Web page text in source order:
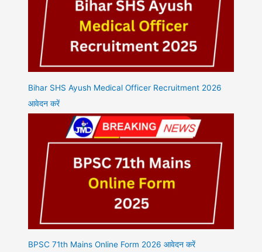
Bihar SHS Ayush Medical Officer Recruitment 2026
आवेदन करें
BPSC 71th Mains Online Form 2026 आवेदन करें